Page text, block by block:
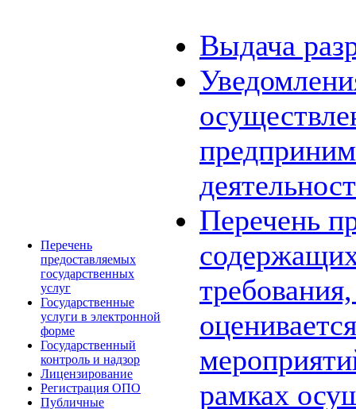
Перечень
предоставляемых
государственных
услуг
Государственные
услуги в электронной
форме
Государственный
контроль и надзор
Лицензирование
Регистрация ОПО
Публичные
Выдача
Перечень
рамках